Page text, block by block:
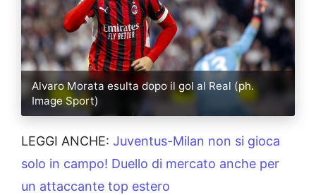
Alvaro Morata esulta dopo il gol al Real (ph.
Image Sport)
LEGGI ANCHE: Juventus-Milan non si gioca
solo in campo! Duello di mercato anche per
un attaccante top estero